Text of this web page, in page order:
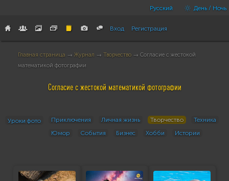
Русский День / Ночь
Вход Регистрация
Главная страница → Журнал → Творчество → Согласие с жестокой
математикой фотографии
Согласие с жестокой математикой фотографии
Уроки фото Приключения Личная жизнь Творчество
Техника
Юмор
События Бизнес Хобби Истории